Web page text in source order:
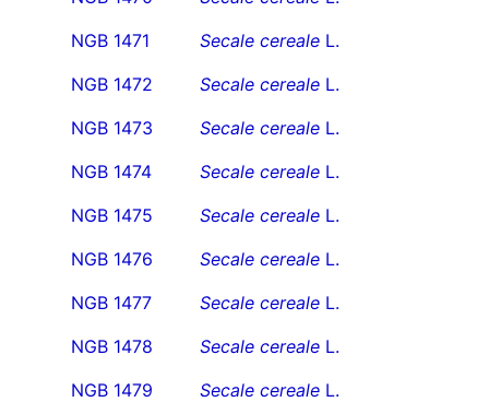
NGB 1471
Secale cereale L.
NGB 1472
Secale cereale L.
NGB 1473
Secale cereale L.
NGB 1474
Secale cereale L.
NGB 1475
Secale cereale L.
NGB 1476
Secale cereale L.
NGB 1477
Secale cereale L.
NGB 1478
Secale cereale L.
NGB 1479
Secale cereale L.